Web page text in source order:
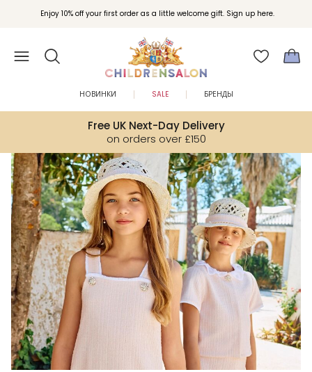
Enjoy 10% off your first order as a little welcome gift. Sign up here.
Вступайте в клуб Бонусы Childrensalon для эксклюзивных привилегий при
покупках.
Free UK Next-Day Delivery
on orders over £150
НОВИНКИ SALE БРЕНДЫ